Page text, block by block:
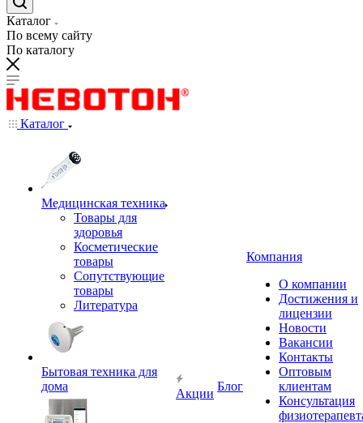
Каталог
По всему сайту
По каталогу
Каталог
Медицинская техника
Товары для
здоровья
Косметические
товары
Сопутствующие
товары
Литература
Бытовая техника для
дома
Акции
Блог
Компания
О компании
Достижения и
лицензии
Новости
Вакансии
Контакты
Оптовым
клиентам
Консультация